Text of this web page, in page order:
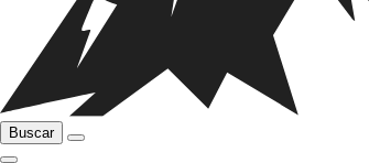
Buscar